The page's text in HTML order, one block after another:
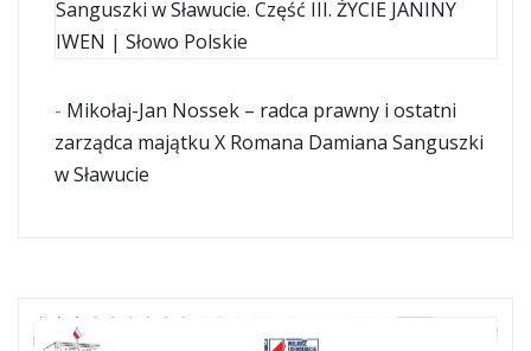
Sanguszki w Sławucie. Część III. ŻYCIE JANINY
IWEN | Słowo Polskie
- Mikołaj-Jan Nossek – radca prawny i ostatni
zarządca majątku X Romana Damiana Sanguszki
w Sławucie